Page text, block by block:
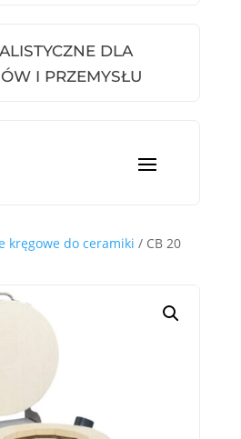
DLA
I PRZEMYSŁU
kręgowe do ceramiki / CB 20